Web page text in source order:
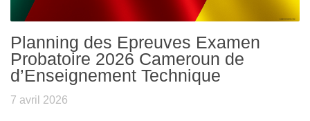
Planning des Epreuves Examen
Probatoire 2026 Cameroun de
d’Enseignement Technique
7 avril 2026